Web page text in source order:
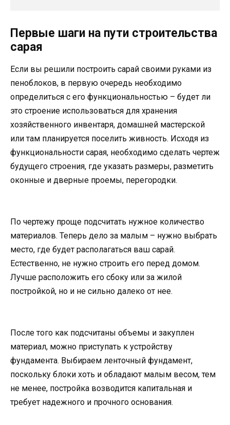
Первые шаги на пути строительства
сарая
Если вы решили построить сарай своими руками из
пеноблоков, в первую очередь необходимо
определиться с его функциональностью – будет ли
это строение использоваться для хранения
хозяйственного инвентаря, домашней мастерской
или там планируется поселить живность. Исходя из
функциональности сарая, необходимо сделать чертеж
будущего строения, где указать размеры, разметить
оконные и дверные проемы, перегородки.
По чертежу проще подсчитать нужное количество
материалов. Теперь дело за малым – нужно выбрать
место, где будет располагаться ваш сарай.
Естественно, не нужно строить его перед домом.
Лучше расположить его сбоку или за жилой
постройкой, но и не сильно далеко от нее.
После того как подсчитаны объемы и закуплен
материал, можно приступать к устройству
фундамента. Выбираем ленточный фундамент,
поскольку блоки хоть и обладают малым весом, тем
не менее, постройка возводится капитальная и
требует надежного и прочного основания.